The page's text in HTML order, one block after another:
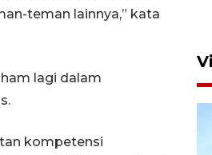
teman lainnya,” kata
lagi dalam
kompetensi